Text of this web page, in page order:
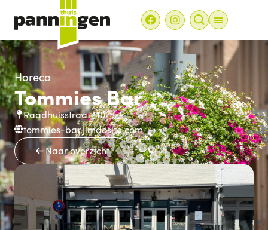
Horeca
Tommies Bar
Raadhuisstraat 110
tommies-bar.jimdosite.com
Naar overzicht